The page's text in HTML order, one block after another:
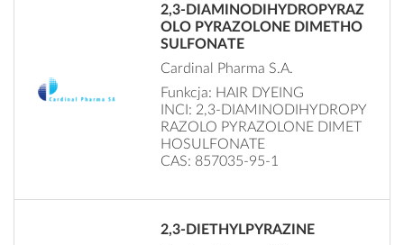
2,3-DIAMINODIHYDROPYRAZ
OLO PYRAZOLONE DIMETHO
SULFONATE
Cardinal Pharma S.A.
Funkcja: HAIR DYEING
INCI: 2,3-DIAMINODIHYDROPY
RAZOLO PYRAZOLONE DIMET
HOSULFONATE
CAS: 857035-95-1
2,3-DIETHYLPYRAZINE